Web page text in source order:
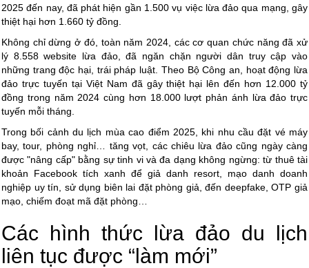
2025 đến nay, đã phát hiện gần 1.500 vụ việc lừa đảo qua mạng, gây
thiệt hại hơn 1.660 tỷ đồng.
Không chỉ dừng ở đó, toàn năm 2024, các cơ quan chức năng đã xử
lý 8.558 website lừa đảo, đã ngăn chặn người dân truy cập vào
những trang độc hại, trái pháp luật. Theo Bộ Công an, hoạt động lừa
đảo trực tuyến tại Việt Nam đã gây thiệt hại lên đến hơn 12.000 tỷ
đồng trong năm 2024 cùng hơn 18.000 lượt phản ánh lừa đảo trực
tuyến mỗi tháng.
Trong bối cảnh du lịch mùa cao điểm 2025, khi nhu cầu đặt vé máy
bay, tour, phòng nghỉ… tăng vọt, các chiêu lừa đảo cũng ngày càng
được "nâng cấp" bằng sự tinh vi và đa dạng không ngừng: từ thuê tài
khoản Facebook tích xanh để giả danh resort, mạo danh doanh
nghiệp uy tín, sử dụng biên lai đặt phòng giả, đến deepfake, OTP giả
mạo, chiếm đoạt mã đặt phòng…
Các hình thức lừa đảo du lịch
liên tục được “làm mới”